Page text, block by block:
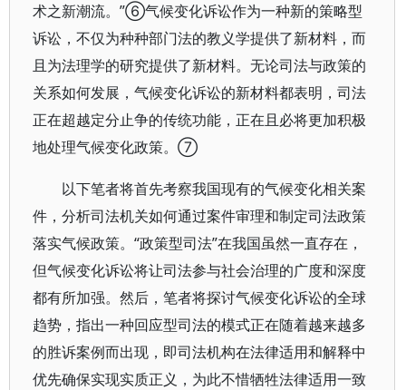
术之新潮流。”⑥气候变化诉讼作为一种新的策略型
诉讼，不仅为种种部门法的教义学提供了新材料，而
且为法理学的研究提供了新材料。无论司法与政策的
关系如何发展，气候变化诉讼的新材料都表明，司法
正在超越定分止争的传统功能，正在且必将更加积极
地处理气候变化政策。⑦
以下笔者将首先考察我国现有的气候变化相关案
件，分析司法机关如何通过案件审理和制定司法政策
落实气候政策。“政策型司法”在我国虽然一直存在，
但气候变化诉讼将让司法参与社会治理的广度和深度
都有所加强。然后，笔者将探讨气候变化诉讼的全球
趋势，指出一种回应型司法的模式正在随着越来越多
的胜诉案例而出现，即司法机构在法律适用和解释中
优先确保实现实质正义，为此不惜牺牲法律适用一致